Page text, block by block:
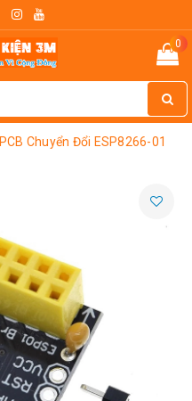
0
PCB Chuyển Đổi ESP8266-01